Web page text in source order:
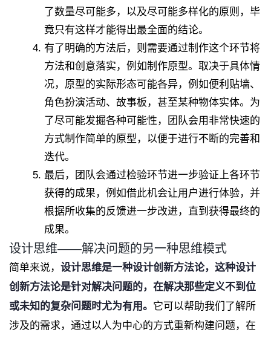
了数量尽可能多，以及尽可能多样化的原则，毕
竟只有这样才能得出最全面的结论。
有了明确的方法后，则需要通过制作这个环节将
方法和创意落实，例如制作原型。取决于具体情
况，原型的实际形态可能各异，例如便利贴墙、
角色扮演活动、故事板，甚至某种物体实体。为
了尽可能发掘各种可能性，团队会用非常快速的
方式制作简单的原型，以便于进行不断的完善和
迭代。
最后，团队会通过检验环节进一步验证上各环节
获得的成果，例如借此机会让用户进行体验，并
根据所收集的反馈进一步改进，直到获得最终的
成果。
设计思维——解决问题的另一种思维模式
简单来说， 设计思维是一种设计创新方法论，这种设计
创新方法论是针对解决问题的，在解决那些定义不到位
或未知的复杂问题时尤为有用。 它可以帮助我们了解所
涉及的需求，通过以人为中心的方式重新构建问题，在